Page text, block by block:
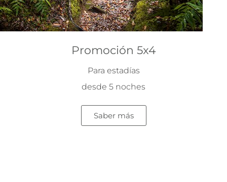
Promoción 5x4
Para estadías
desde 5 noches
Saber más